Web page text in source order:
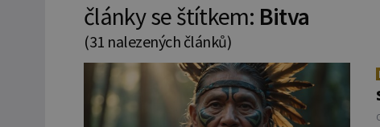
články se štítkem: Bitva
(31 nalezených článků)